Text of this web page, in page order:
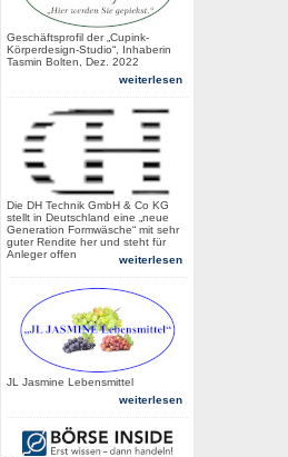
Geschäftsprofil der „Cupink-
Körperdesign-Studio“, Inhaberin
Tasmin Bolten, Dez. 2022
weiterlesen
Die DH Technik GmbH & Co KG
stellt in Deutschland eine „neue
Generation Formwäsche“ mit sehr
guter Rendite her und steht für
Anleger offen
weiterlesen
JL Jasmine Lebensmittel
weiterlesen